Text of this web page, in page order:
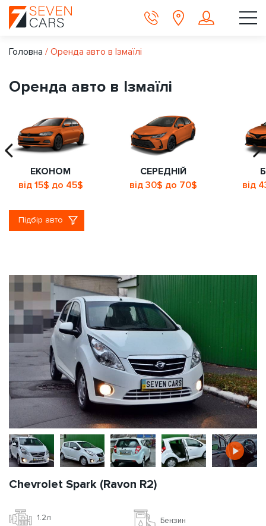
Головна / Оренда авто в Ізмаїлі
Оренда авто в Ізмаїлі
ЕКОНОМ
від 15$ до 45$
СЕРЕДНІЙ
від 30$ до 70$
від
Підбір авто
Chevrolet Spark (Ravon R2)
1.2л Бензин